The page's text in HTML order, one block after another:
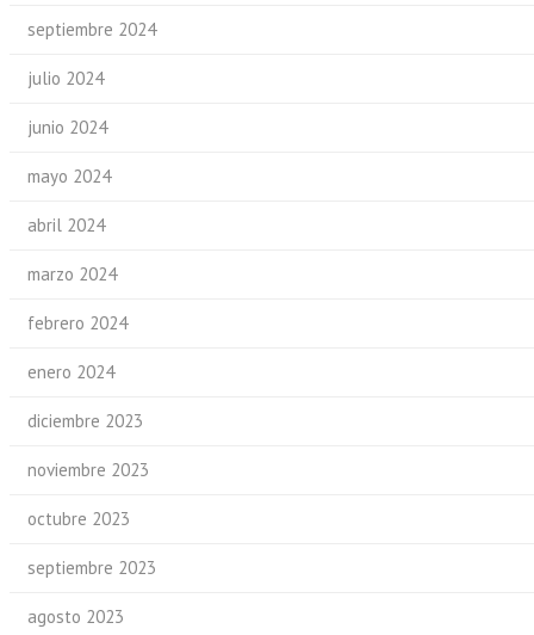
septiembre 2024
julio 2024
junio 2024
mayo 2024
abril 2024
marzo 2024
febrero 2024
enero 2024
diciembre 2023
noviembre 2023
octubre 2023
septiembre 2023
agosto 2023